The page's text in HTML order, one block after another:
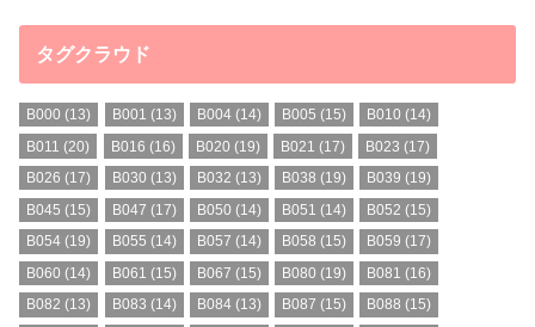
タグクラウド
B000 (13) B001 (13) B004(14) B005 (15) B010 (14)
B011 (20) B016 (16) B020 (19) B021 (17) B023 (17)
B026 (17) B030 (13) B032 (13) B038 (19) B039 (19)
B045 (15) B047 (17) B050 (14) B051 (14) B052 (15)
B054 (19) B055 (14) B057 (14) B058 (15) B059 (17)
B060 (14) B061 (15) B067 (15) B080 (19) B081 (16)
B082 (13) B083 (14) B084(13) B087 (15) B088 (15)